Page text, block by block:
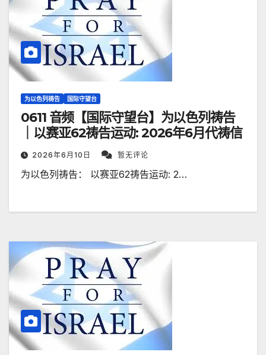
为以色列祷告 国际守望台
0611 音频【国际守望台】为以色列祷告
｜以赛亚62祷告运动: 2026年6月代祷信
2026年6月10日 暂无评论
为以色列祷告： 以赛亚62祷告运动: 2…